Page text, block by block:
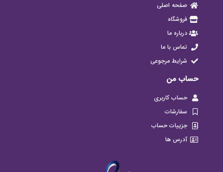
صفحه اصلی
فروشگاه
درباره ما
تماس با ما
شرایط مرجوعی
حساب من
حساب کاربری
سفارشات
جزییات حساب
آدرس ها